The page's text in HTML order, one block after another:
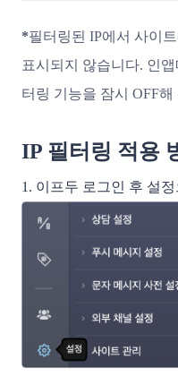
*필터링된 IP에서 사이
표시되지 않습니다. 인
터링 기능을 잠시 OFF해
IP 필터링 적용
1. 이프두 로그인 후 설